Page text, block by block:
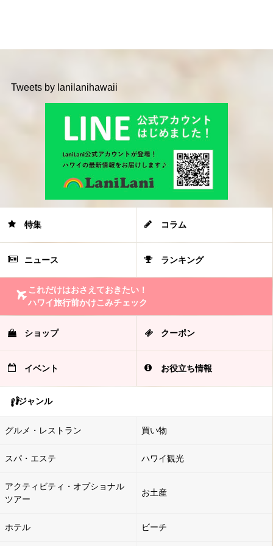
Tweets by lanilanihawaii
特集 コラム
ニュース ランキング
これだけはおさえておきたい！
ハワイ旅行前かけこみチェック
ショップ クーポン
イベント お役立ち情報
ジャンル
グルメ・レストラン 買い物
スパ・エステ ハワイ観光
アクティビティ・オプショナル
ツアー
お土産
ホテル ビーチ